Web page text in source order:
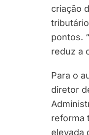
criação
pontos.
reduz a
Para o
diretor
reforma
elevada